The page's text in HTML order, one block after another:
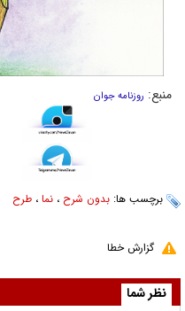
منبع: روزنامه جوان
برچسب ها: بدون شرح ، نما ، طرح
گزارش خطا
نظر شما